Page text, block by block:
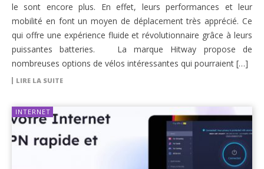
le sont encore plus. En effet, leurs performances et leur
mobilité en font un moyen de déplacement très apprécié. Ce
qui offre une expérience fluide et révolutionnaire grâce à leurs
puissantes batteries. La marque Hitway propose de
nombreuses options de vélos intéressantes qui pourraient […]
LIRE LA SUITE
INTERNET